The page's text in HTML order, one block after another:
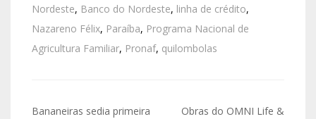
Nordeste, Banco do Nordeste, linha de crédito,
Nazareno Félix, Paraíba, Programa Nacional de
Agricultura Familiar, Pronaf, quilombolas
Bananeiras sedia primeira
Obras do OMNI Life &